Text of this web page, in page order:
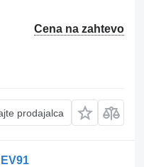
Cena na zahtevo
prodajalca